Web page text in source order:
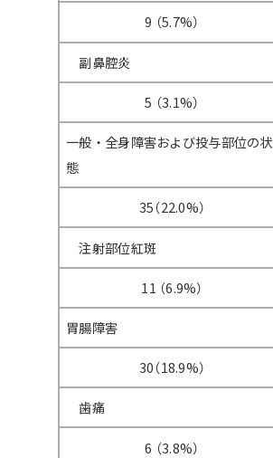
9 （5.7%）
副鼻腔炎
5 （3.1%）
一般・全身障害および投与部位の状
態
35（22.0%）
注射部位紅斑
11 （6.9%）
胃腸障害
30（18.9%）
歯痛
6 （3.8%）